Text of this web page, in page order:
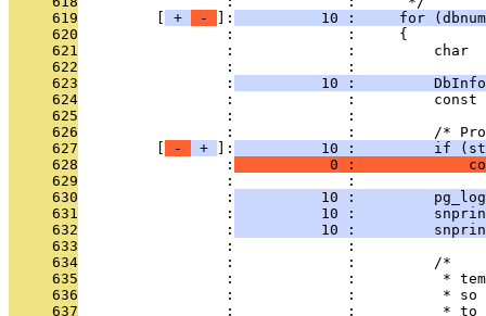
     619
+ - ]:
10 :     for
     620
                 :             :     {
     621
:             :         char
     622
:             :
     623
                 :
10 :
     624
:             :         const
     625
                 :             :
     626
:             :         /*
     627
- + ]:
10 :         if
     628
                 :
0 :
     629
                 :             :
     630
                 :
10 :
     631
                 :
10 :
     632
                 :
10 :
     633
                 :             :
     634
                 :             :         /*
     635
:             :          *
     636
:             :          *
     637
:             :          *